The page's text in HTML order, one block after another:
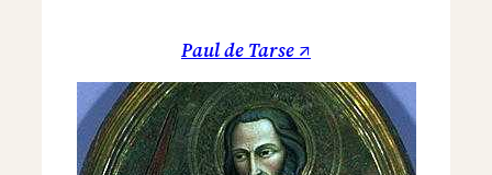
Paul de Tarse ↗